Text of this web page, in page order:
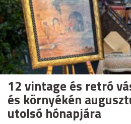
12 vintage és retró
és környékén
utolsó hónapjára